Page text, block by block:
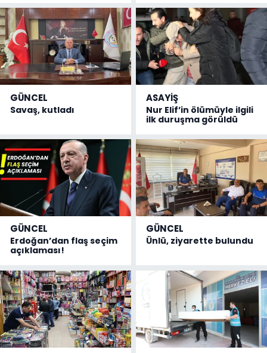
GÜNCEL
Savaş, kutladı
ASAYİŞ
Nur Elif’in ölümüyle ilgili
ilk duruşma görüldü
GÜNCEL
Erdoğan’dan flaş seçim
açıklaması!
GÜNCEL
Ünlü, ziyarette bulundu